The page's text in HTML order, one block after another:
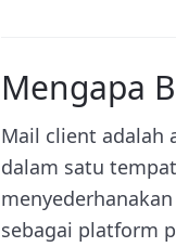
Mengapa
Mail client adalah
dalam satu
sebagai platform